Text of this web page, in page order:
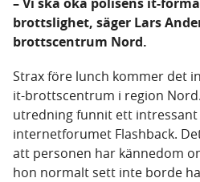
brottslighet, säger Lars
brottscentrum Nord.
Strax före lunch kommer det
it-brottscentrum i region
utredning funnit ett intressant
internetforumet Flashback.
att personen har kännedom
hon normalt sett inte borde